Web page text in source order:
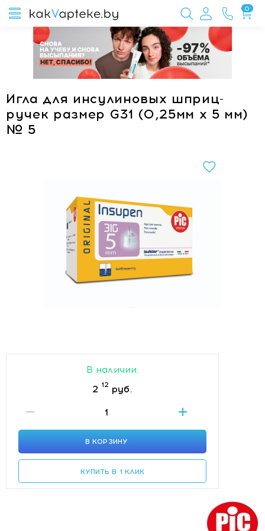
0
Игла для инсулиновых шприц-
ручек размер G31 (0,25мм х 5 мм)
№ 5
В наличии.
2 12 руб.
В КОРЗИНУ
КУПИТЬ В 1 КЛИК